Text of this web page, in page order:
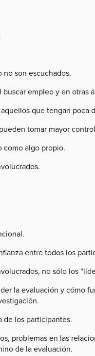
no son escuchados.
buscar empleo y en otras
que tengan poca
tomar mayor
como algo propio.
entre todos los
no sólo los
la evaluación y cómo
de los participantes.
problemas en las
de la evaluación.